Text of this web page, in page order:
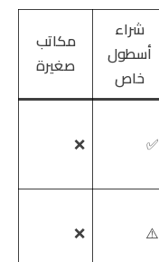
شراء
أسطول
خاص
مكاتب
صغيرة
✅
❌
⚠️
❌